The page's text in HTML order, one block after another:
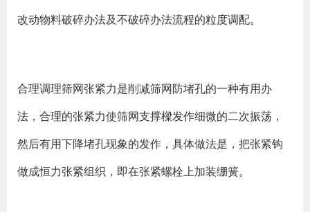
改动物料破碎办法及不破碎办法流程的粒度调配。
合理调理筛网张紧力是削减筛网防堵孔的一种有用办
法，合理的张紧力使筛网支撑樑发作细微的二次振荡，
然后有用下降堵孔现象的发作，具体做法是，把张紧钩
做成恒力张紧组织，即在张紧螺栓上加装绷簧。